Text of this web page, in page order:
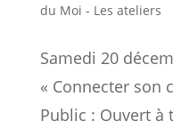
du Moi - Les ateliers
Samedi 20
« Connecter son
Public : Ouvert à